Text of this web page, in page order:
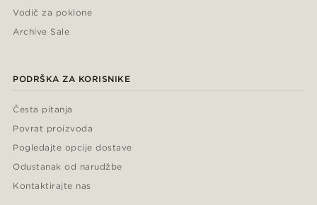
Vodič za poklone
Archive Sale
PODRŠKA ZA KORISNIKE
Česta pitanja
Povrat proizvoda
Pogledajte opcije dostave
Odustanak od narudžbe
Kontaktirajte nas